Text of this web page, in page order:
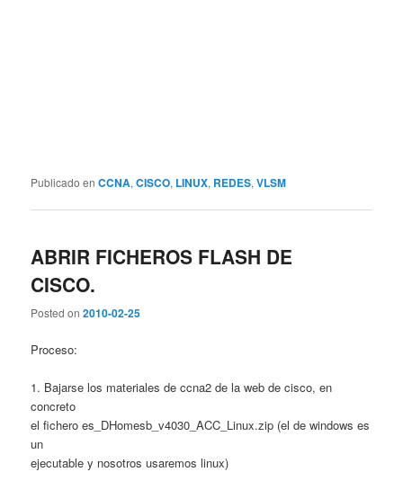
Publicado en CCNA,CISCO, LINUX, REDES,VLSM
ABRIR FICHEROS FLASH DE
CISCO.
Posted on2010-02-25
Proceso:
1. Bajarse los materiales de ccna2 de la web de cisco, en
concreto
el fichero es_DHomesb_v4030_ACC_Linux.zip (el de windows es
un
ejecutable y nosotros usaremos linux)